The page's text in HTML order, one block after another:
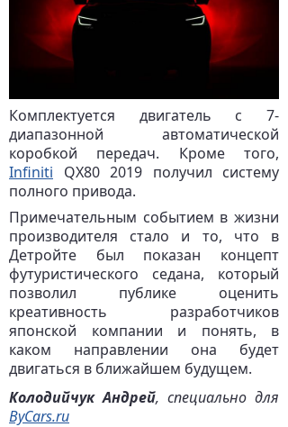
Комплектуется двигатель с 7-
диапазонной автоматической
коробкой передач. Кроме того,
Infiniti QX80 2019 получил систему
полного привода.
Примечательным событием в жизни
производителя стало и то, что в
Детройте был показан концепт
футуристического седана, который
позволил публике оценить
креативность разработчиков
японской компании и понять, в
каком направлении она будет
двигаться в ближайшем будущем.
Колодийчук Андрей, специально для
ByCars.ru